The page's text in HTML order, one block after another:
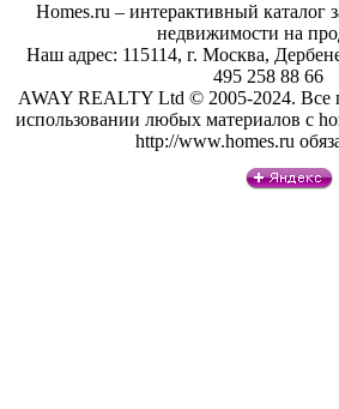
Homes.ru – интерактивный каталог
недвижимости на
Наш адрес: 115114, г. Москва,
495 258 88 66
AWAY REALTY Ltd © 2005-2024.
использовании любых материалов с
http://www.homes.ru